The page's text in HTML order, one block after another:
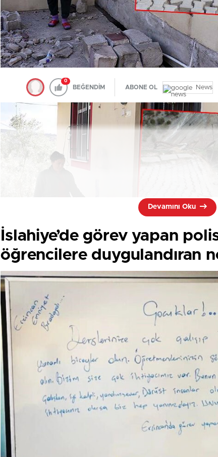
hayatını kaybettiği belirlendi.
Talihsiz genç kızın cansız bedeni, Siirt Eğitim ve Araştırma
Jandarma olayla ilgili inceleme başlattı.
0
BEĞENDİM ABONE OL News
Kentte 6 Şubat’ta meydana gelen 7.7 ve 7.6
Dulkadiroğlu ilçesi Çiğli Mahallesi’nden geçtiği belirlendi.
kısmı çökerken, Hatice Renkliöz’e ait müstakil evin ise
boşluklar meydana geldi.
Depremde yaşadıklarını anlatan Hatice Renkliöz,
‘deprem’ diyemem. Çok kötüydü. Elektrikler gitti. Biz
taşınmıştık. Yaşadığımız evin enkazından çıktık. Kapılar,
Sonrasında buraya geldik. Burada 30 kaybımız var. Köy
benim evimden geçmiş. Kayınım ve kaynanam diğer
dengemizi kaybettirdi, kendimizi kenara bıraktık. Büyük
Devamını Oku
İslahiye’de görev yapan
öğrencilere duygulandıran